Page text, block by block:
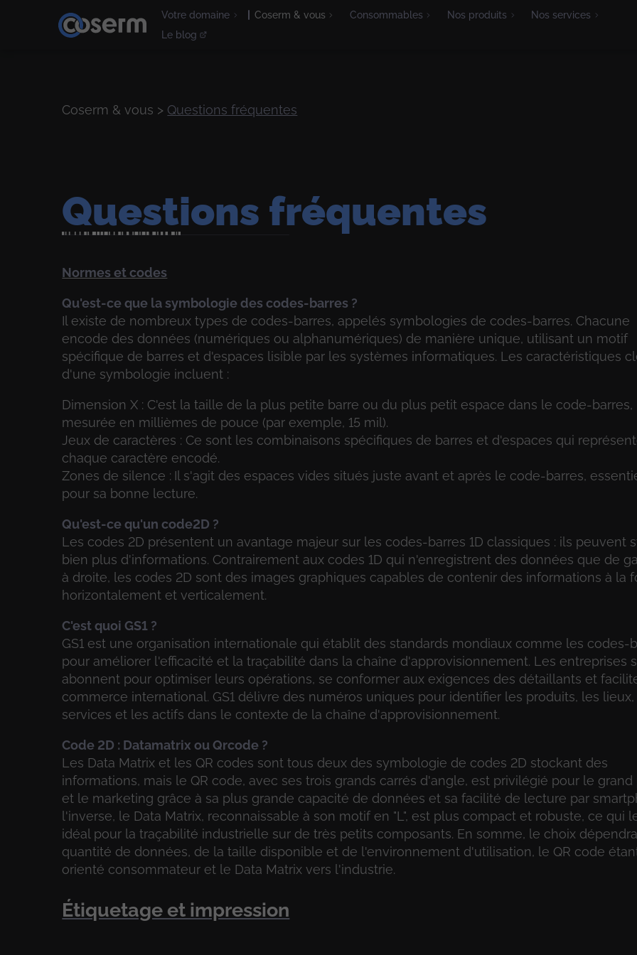
Votre domaine Coserm & vous Consommables Nos produits
Nos services
Le blog
Coserm & vous > Questions fréquentes
Questions fréquentes
Normes et codes
Qu'est-ce que la symbologie des codes-barres ?
Il existe de nombreux types de codes-barres, appelés symbologies de codes-barres. Chacune
encode des données (numériques ou alphanumériques) de manière unique, utilisant un motif
spécifique de barres et d'espaces lisible par les systèmes informatiques. Les caractéristiques
d'une symbologie incluent :
Dimension X : C'est la taille de la plus petite barre ou du plus petit espace dans le code-barres,
mesurée en millièmes de pouce (par exemple, 15 mil).
Jeux de caractères : Ce sont les combinaisons spécifiques de barres et d'espaces qui
chaque caractère encodé.
Zones de silence : Il s'agit des espaces vides situés juste avant et après le code-barres,
pour sa bonne lecture.
Qu'est-ce qu'un code2D ?
Les codes 2D présentent un avantage majeur sur les codes-barres 1D classiques : ils peuvent
bien plus d'informations. Contrairement aux codes 1D qui n'enregistrent des données que de
à droite, les codes 2D sont des images graphiques capables de contenir des informations à la
horizontalement et verticalement.
C'est quoi GS1 ?
GS1 est une organisation internationale qui établit des standards mondiaux comme les codes-
pour améliorer l'efficacité et la traçabilité dans la chaîne d'approvisionnement. Les entreprises
abonnent pour optimiser leurs opérations, se conformer aux exigences des détaillants et
commerce international. GS1 délivre des numéros uniques pour identifier les produits, les lieux,
services et les actifs dans le contexte de la chaîne d'approvisionnement.
Code 2D : Datamatrix ou Qrcode ?
Les Data Matrix et les QR codes sont tous deux des symbologie de codes 2D stockant des
informations, mais le QR code, avec ses trois grands carrés d'angle, est privilégié pour le grand
et le marketing grâce à sa plus grande capacité de données et sa facilité de lecture par
l'inverse, le Data Matrix, reconnaissable à son motif en "L", est plus compact et robuste, ce qui
idéal pour la traçabilité industrielle sur de très petits composants. En somme, le choix
quantité de données, de la taille disponible et de l'environnement d'utilisation, le QR code
orienté consommateur et le Data Matrix vers l'industrie.
Étiquetage et impression